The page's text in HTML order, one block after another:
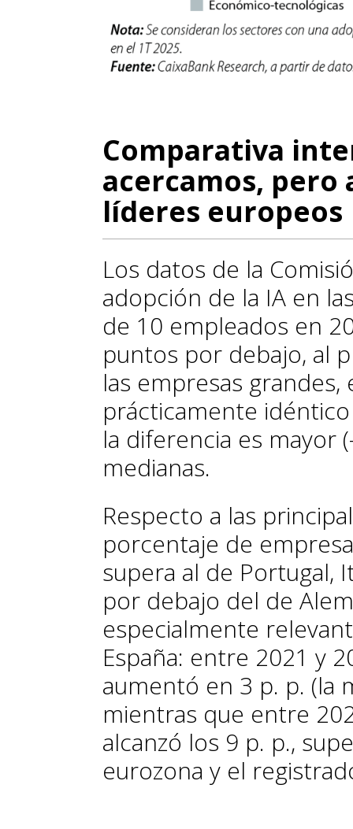
Comparativa
acercamos, pero
líderes europeos
Los datos de la
adopción de la IA en
de 10 empleados en
puntos por debajo, al
las empresas
prácticamente
la diferencia es mayor
medianas.
Respecto a las
porcentaje de
supera al de Portugal,
por debajo del de
especialmente
España: entre 2021 y
aumentó en 3 p. p. (la
mientras que entre
alcanzó los 9 p. p.,
eurozona y el